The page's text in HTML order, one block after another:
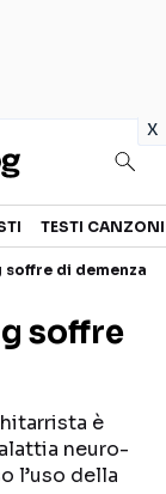
x
TESTI CANZONI
soffre di demenza
soffre
è
neuro-
l’uso della